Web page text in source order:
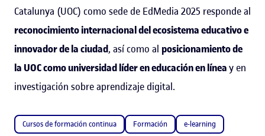
Catalunya (UOC) como sede de EdMedia 2025 responde al
reconocimiento internacional del ecosistema educativo e
innovador de la ciudad, así como al posicionamiento de
la UOC como universidad líder en educación en líneay en
investigación sobre aprendizaje digital.
Cursos de formación continua Formación e-learning